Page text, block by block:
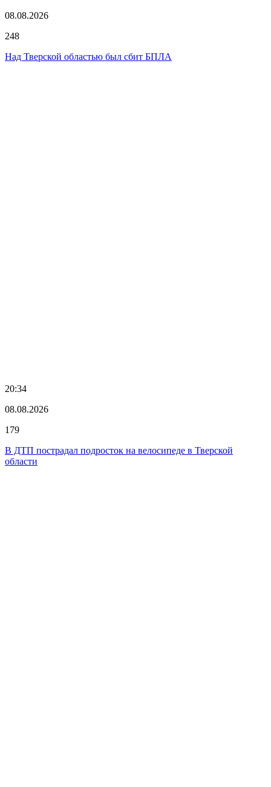
08.08.2026
248
Над Тверской областью был сбит БПЛА
20:34
08.08.2026
179
В ДТП пострадал подросток на велосипеде в Тверской
области